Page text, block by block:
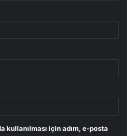
kullanılması için adım, e-posta